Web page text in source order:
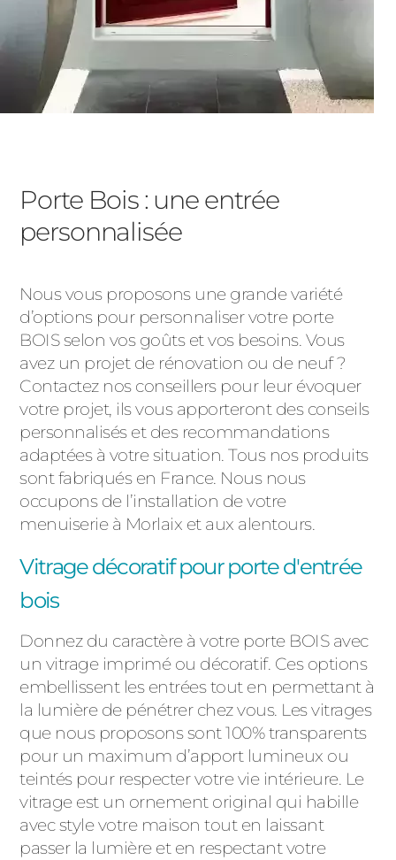
Porte Bois : une entrée
personnalisée
Nous vous proposons une grande variété
d’options pour personnaliser votre porte
BOIS selon vos goûts et vos besoins. Vous
avez un projet de rénovation ou de neuf ?
Contactez nos conseillers pour leur évoquer
votre projet, ils vous apporteront des conseils
personnalisés et des recommandations
adaptées à votre situation. Tous nos produits
sont fabriqués en France. Nous nous
occupons de l’installation de votre
menuiserie à Morlaix et aux alentours.
Vitrage décoratif pour porte d'entrée
bois
Donnez du caractère à votre porte BOIS avec
un vitrage imprimé ou décoratif. Ces options
embellissent les entrées tout en permettant à
la lumière de pénétrer chez vous. Les vitrages
que nous proposons sont 100% transparents
pour un maximum d’apport lumineux ou
teintés pour respecter votre vie intérieure. Le
vitrage est un ornement original qui habille
avec style votre maison tout en laissant
passer la lumière et en respectant votre